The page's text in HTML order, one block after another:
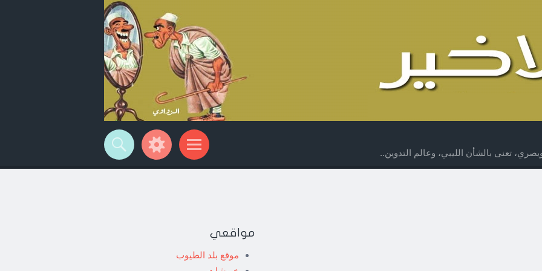
تعنى بالشأن الليبي، وعالم التدوين..
مواقعي
موقع بلد الطيوب